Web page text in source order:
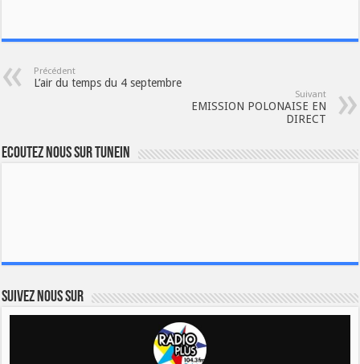
Précédent
L’air du temps du 4 septembre
Suivant
EMISSION POLONAISE EN
DIRECT
Ecoutez nous sur TuneIn
Suivez nous sur